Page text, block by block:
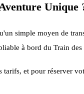
Unique
simple moyen de
à bord du Train
tarifs, et pour réserver